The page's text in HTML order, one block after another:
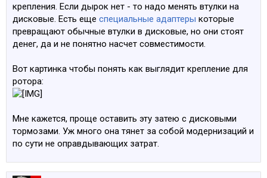
крепления. Если дырок нет - то надо менять втулки на
дисковые. Есть еще специальные адаптеры которые
превращают обычные втулки в дисковые, но они стоят
денег, да и не понятно насчет совместимости.
Вот картинка чтобы понять как выглядит крепление для
ротора:
Мне кажется, проще оставить эту затею с дисковыми
тормозами. Уж много она тянет за собой модернизаций и
по сути не оправдывающих затрат.